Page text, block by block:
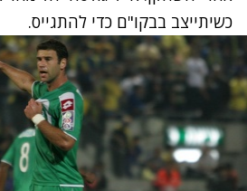
כשיתייצב בבקו"ם כדי להתגייס.